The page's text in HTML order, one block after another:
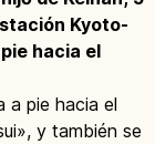
Kyoto-
hacia el
a pie hacia el
y también se